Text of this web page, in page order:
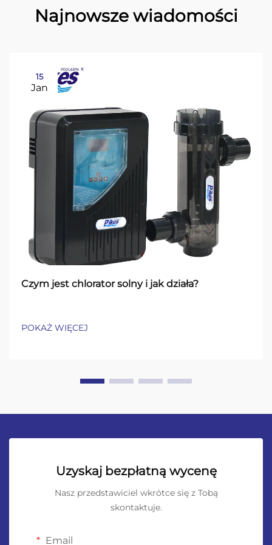
Najnowsze wiadomości
15
Jan
Czym jest chlorator solny i jak działa?
POKAŻ WIĘCEJ
Uzyskaj bezpłatną wycenę
Nasz przedstawiciel wkrótce się z Tobą
skontaktuje.
Email